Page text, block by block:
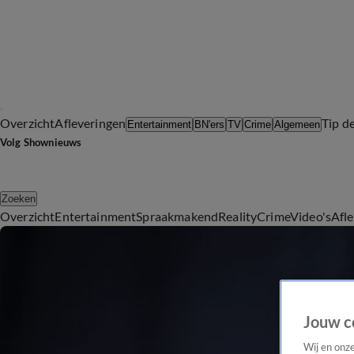
OverzichtAfleveringen Entertainment BN'ers TV Crime AlgemeenTip
Volg Shownieuws
Zoeken
OverzichtEntertainmentSpraakmakendRealityCrimeVideo's
Jouw
Wij en